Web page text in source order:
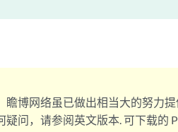
博网络虽已做出相当大的努力
问，请参阅英文版本. 可下载的